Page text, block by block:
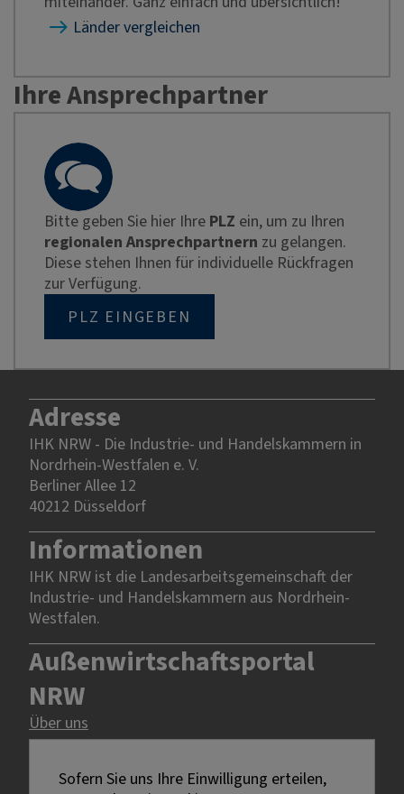
Länder vergleichen
Ihre Ansprechpartner
Bitte geben Sie hier Ihre PLZ ein, um zu Ihren
regionalen Ansprechpartnern zu gelangen.
Diese stehen Ihnen für individuelle Rückfragen
zur Verfügung.
PLZ EINGEBEN
Adresse
IHK NRW - Die Industrie- und Handelskammern in
Nordrhein-Westfalen e. V.
Berliner Allee 12
40212 Düsseldorf
Informationen
IHK NRW ist die Landesarbeitsgemeinschaft der
Industrie- und Handelskammern aus Nordrhein-
Westfalen.
Außenwirtschaftsportal
NRW
Über uns
Rechtliches
Sofern Sie uns Ihre Einwilligung erteilen,